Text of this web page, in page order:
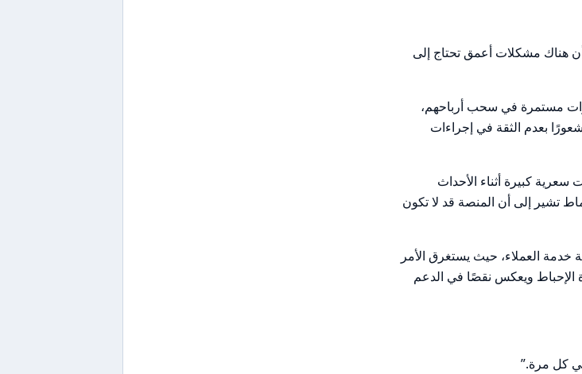
هناك مشكلات أعمق تحتاج إلى
مستمرة في سحب أرباحهم،
بعدم الثقة في إجراءات
كبيرة أثناء الأحداث
تشير إلى أن المنصة قد لا تكون
العملاء، حيث يستغرق الأمر
الإحباط ويعكس نقصًا في الدعم
كل مرة.”